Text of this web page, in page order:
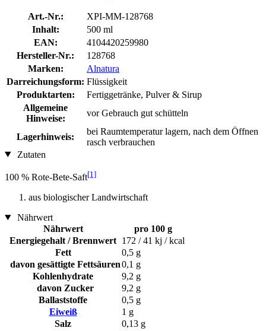
Art.-Nr.:
XPI-MM-128768
Inhalt:
500 ml
EAN:
4104420259980
Hersteller-Nr.:
128768
Marken:
Alnatura
Darreichungsform: Flüssigkeit
Produktarten:
Fertiggetränke, Pulver & Sirup
Allgemeine
Hinweise:
vor Gebrauch gut schütteln
Lagerhinweis:
bei Raumtemperatur lagern, nach dem Öffnen
rasch verbrauchen
Zutaten
100 % Rote-Bete-Saft[1]
aus biologischer Landwirtschaft
Nährwert
Nährwert
pro 100 g
Energiegehalt / Brennwert 172 / 41 kj / kcal
Fett
0,5 g
davon gesättigte Fettsäuren0,1 g
Kohlenhydrate
9,2 g
davon Zucker
9,2 g
Ballaststoffe
0,5 g
Eiweiß
1 g
Salz
0,13 g